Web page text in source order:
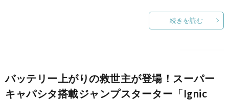
続きを読む
バッテリー上がりの救世主が登場！スーパー
キャパシタ搭載ジャンプスターター「Ignic